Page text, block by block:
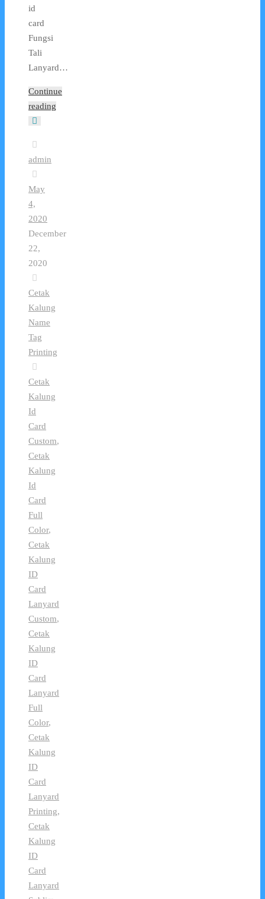
id
card
Fungsi
Tali
Lanyard…
Continue
reading
admin
May
4,
2020
December
22,
2020
Cetak
Kalung
Name
Tag
Printing
Cetak
Kalung
Id
Card
Custom,
Cetak
Kalung
Id
Card
Full
Color,
Cetak
Kalung
ID
Card
Lanyard
Custom,
Cetak
Kalung
ID
Card
Lanyard
Full
Color,
Cetak
Kalung
ID
Card
Lanyard
Printing,
Cetak
Kalung
ID
Card
Lanyard